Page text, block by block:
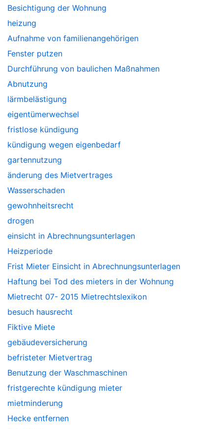
Besichtigung der Wohnung
heizung
Aufnahme von familienangehörigen
Fenster putzen
Durchführung von baulichen Maßnahmen
Abnutzung
lärmbelästigung
eigentümerwechsel
fristlose kündigung
kündigung wegen eigenbedarf
gartennutzung
änderung des Mietvertrages
Wasserschaden
gewohnheitsrecht
drogen
einsicht in Abrechnungsunterlagen
Heizperiode
Frist Mieter Einsicht in Abrechnungsunterlagen
Haftung bei Tod des mieters in der Wohnung
Mietrecht 07- 2015 Mietrechtslexikon
besuch hausrecht
Fiktive Miete
gebäudeversicherung
befristeter Mietvertrag
Benutzung der Waschmaschinen
fristgerechte kündigung mieter
mietminderung
Hecke entfernen